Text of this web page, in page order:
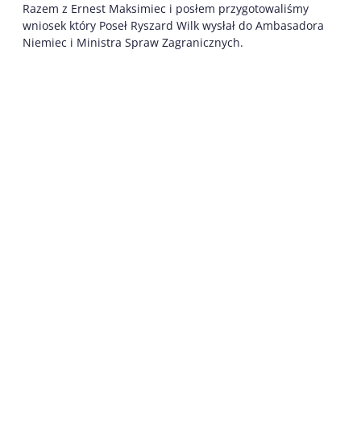
Razem z Ernest Maksimiec i posłem przygotowaliśmy
wniosek który Poseł Ryszard Wilk wysłał do Ambasadora
Niemiec i Ministra Spraw Zagranicznych.